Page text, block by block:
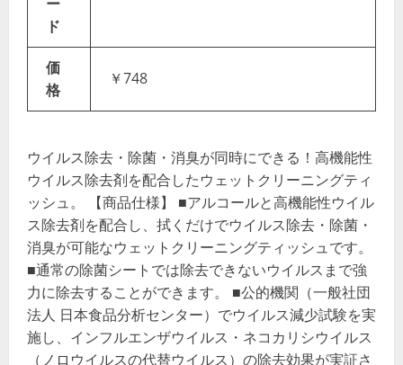
ー
ド
価
格
￥748
ウイルス除去・除菌・消臭が同時にできる！高機能性
ウイルス除去剤を配合したウェットクリーニングティ
ッシュ。 【商品仕様】 ■アルコールと高機能性ウイル
ス除去剤を配合し、拭くだけでウイルス除去・除菌・
消臭が可能なウェットクリーニングティッシュです。
■通常の除菌シートでは除去できないウイルスまで強
力に除去することができます。 ■公的機関（一般社団
法人 日本食品分析センター）でウイルス減少試験を実
施し、インフルエンザウイルス・ネコカリシウイルス
（ノロウイルスの代替ウイルス）の除去効果が実証さ